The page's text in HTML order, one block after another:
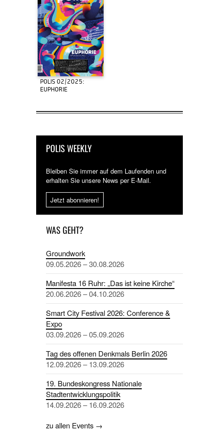
POLIS 02/2025:
EUPHORIE
POLIS WEEKLY
Bleiben Sie immer auf dem Laufenden und
erhalten Sie unsere News per E-Mail.
Jetzt abonnieren!
WAS GEHT?
Groundwork
09.05.2026 – 30.08.2026
Manifesta 16 Ruhr: „Das ist keine Kirche“
20.06.2026 – 04.10.2026
Smart City Festival 2026: Conference &
Expo
03.09.2026 – 05.09.2026
Tag des offenen Denkmals Berlin 2026
12.09.2026 – 13.09.2026
19. Bundeskongress Nationale
Stadtentwicklungspolitik
14.09.2026 – 16.09.2026
zu allen Events →